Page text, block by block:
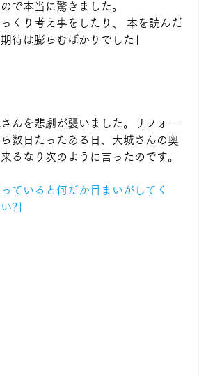
で本当に驚きました。
くり考え事をしたり、 本を読んだ
待は膨らむばかりでした」
んを悲劇が襲いました。リフォー
数日たったある日、大城さんの奥
るなり次のように言ったのです。
ていると何だか目まいがしてく
?」